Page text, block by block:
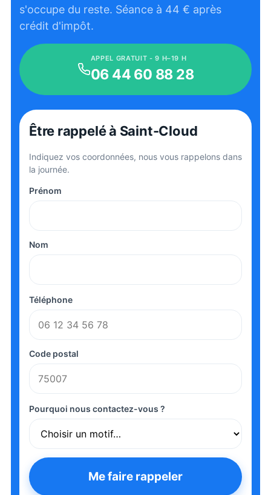
s'occupe du reste. Séance à 44 € après
crédit d'impôt.
APPEL GRATUIT - 9 H–19 H
06 44 60 88 28
Être rappeléà Saint-Cloud
Indiquez vos coordonnées, nous vous rappelons dans
la journée.
Prénom
Nom
Téléphone
Code postal
Pourquoi nous contactez-vous ?
Me faire rappeler